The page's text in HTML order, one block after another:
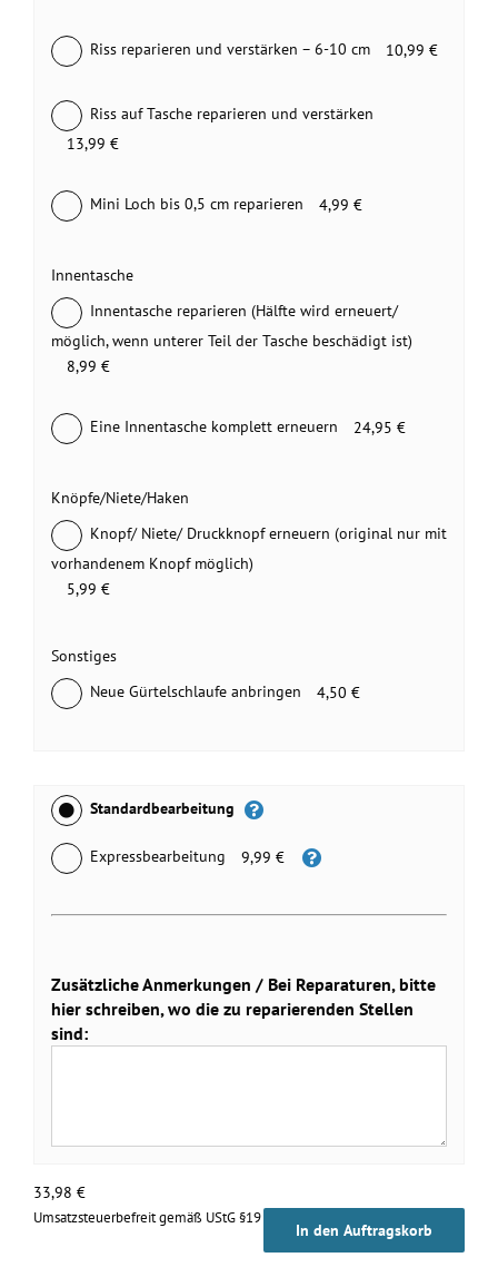
Riss reparieren und verstärken – 6-10 cm 10,99 €
Riss auf Tasche reparieren und verstärken
13,99 €
Mini Loch bis 0,5 cm reparieren 4,99 €
Innentasche
Innentasche reparieren (Hälfte wird erneuert/
möglich, wenn unterer Teil der Tasche beschädigt ist)
8,99 €
Eine Innentasche komplett erneuern 24,95 €
Knöpfe/Niete/Haken
Knopf/ Niete/ Druckknopf erneuern (original nur mit
vorhandenem Knopf möglich)
5,99 €
Sonstiges
Neue Gürtelschlaufe anbringen
4,50 €
Standardbearbeitung
Expressbearbeitung 9,99 €
Zusätzliche Anmerkungen / Bei Reparaturen, bitte
hier schreiben, wo die zu reparierenden Stellen
sind:
In den Auftragskorb
33,98 €
Umsatzsteuerbefreit gemäß UStG §19